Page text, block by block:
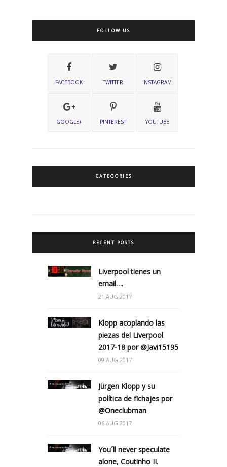
FOLLOW US
FACEBOOK TWITTER INSTAGRAM
GOOGLE+ PINTEREST YOUTUBE
CATEGORIES
RECENT POSTS
Liverpool tienes un
email….
21 AUG 2017
Klopp acoplando las
piezas del Liverpool
2017-18 por @Javi15195
09 AUG 2017
Jürgen Klopp y su
política de fichajes por
@Oneclubman
06 AUG 2017
You´ll never speculate
alone, Coutinho II.